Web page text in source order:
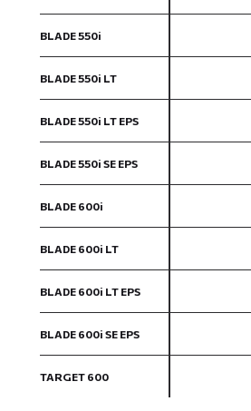
BLADE 550i
BLADE 550i LT
BLADE 550i LT EPS
BLADE 550i SE EPS
BLADE 600i
BLADE 600i LT
BLADE 600i LT EPS
BLADE 600i SE EPS
TARGET 600